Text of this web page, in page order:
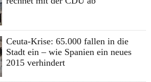
Ceuta-Krise: 65.000 fallen in die
Stadt ein – wie Spanien ein neues
2015 verhindert